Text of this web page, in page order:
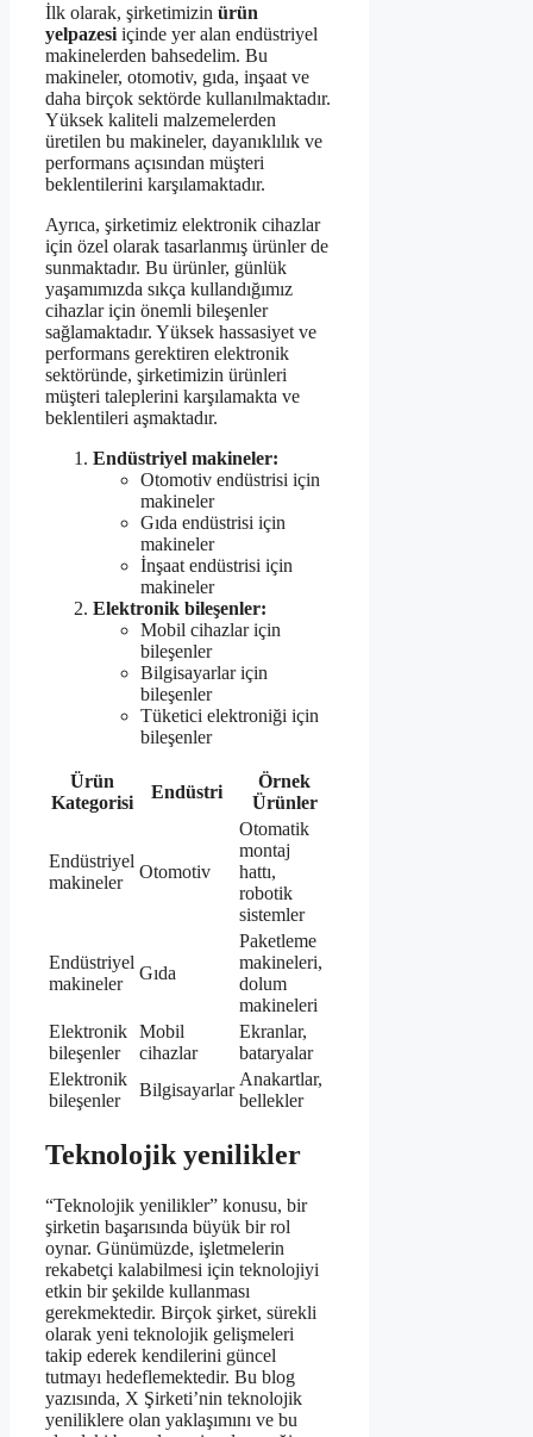
İlk olarak, şirketimizin ürün
yelpazesi içinde yer alan endüstriyel
makinelerden bahsedelim. Bu
makineler, otomotiv, gıda, inşaat ve
daha birçok sektörde kullanılmaktadır.
Yüksek kaliteli malzemelerden
üretilen bu makineler, dayanıklılık ve
performans açısından müşteri
beklentilerini karşılamaktadır.
Ayrıca, şirketimiz elektronik cihazlar
için özel olarak tasarlanmış ürünler de
sunmaktadır. Bu ürünler, günlük
yaşamımızda sıkça kullandığımız
cihazlar için önemli bileşenler
sağlamaktadır. Yüksek hassasiyet ve
performans gerektiren elektronik
sektöründe, şirketimizin ürünleri
müşteri taleplerini karşılamakta ve
beklentileri aşmaktadır.
Endüstriyel makineler:
Otomotiv endüstrisi için
makineler
Gıda endüstrisi için
makineler
İnşaat endüstrisi için
makineler
Elektronik bileşenler:
Mobil cihazlar için
bileşenler
Bilgisayarlar için
bileşenler
Tüketici elektroniği için
bileşenler
Ürün
Kategorisi
Endüstri
Örnek
Ürünler
Endüstriyel
makineler
Otomotiv
Otomatik
montaj
hattı,
robotik
sistemler
Endüstriyel
makineler
Gıda
Paketleme
makineleri,
dolum
makineleri
Elektronik
bileşenler
Mobil
cihazlar
Ekranlar,
bataryalar
Elektronik
bileşenler
Bilgisayarlar
Anakartlar,
bellekler
Teknolojik yenilikler
“Teknolojik yenilikler” konusu, bir
şirketin başarısında büyük bir rol
oynar. Günümüzde, işletmelerin
rekabetçi kalabilmesi için teknolojiyi
etkin bir şekilde kullanması
gerekmektedir. Birçok şirket, sürekli
olarak yeni teknolojik gelişmeleri
takip ederek kendilerini güncel
tutmayı hedeflemektedir. Bu blog
yazısında, X Şirketi’nin teknolojik
yeniliklere olan yaklaşımını ve bu